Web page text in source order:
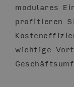
modulares
profitieren
wichtige